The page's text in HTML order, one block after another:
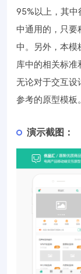
95%以上，其中
中通用的，只要
中。另外，本模
库中的相关标准
无论对于交互设
参考的原型模板。
演示截图：